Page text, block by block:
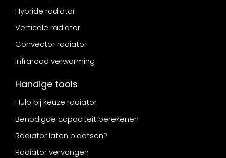
Hybride radiator
Verticale radiator
Convector radiator
Infrarood verwarming
Handige tools
Hulp bij keuze radiator
Benodigde capaciteit berekenen
Radiator laten plaatsen?
Radiator vervangen